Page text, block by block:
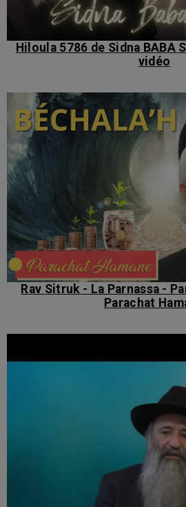
Hiloula 5786 de Sidna BABA
vidéo
Rav Sitruk - La Parnassa -
Parachat